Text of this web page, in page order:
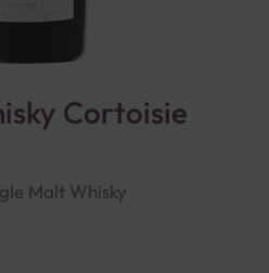
Cortoisie
Malt Whisky